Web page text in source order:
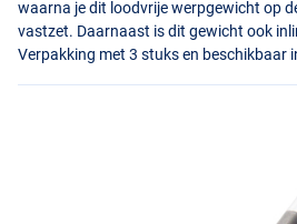
waarna je dit loodvrije werpgewicht op
vastzet. Daarnaast is dit gewicht ook
Verpakking met 3 stuks en beschikbaar